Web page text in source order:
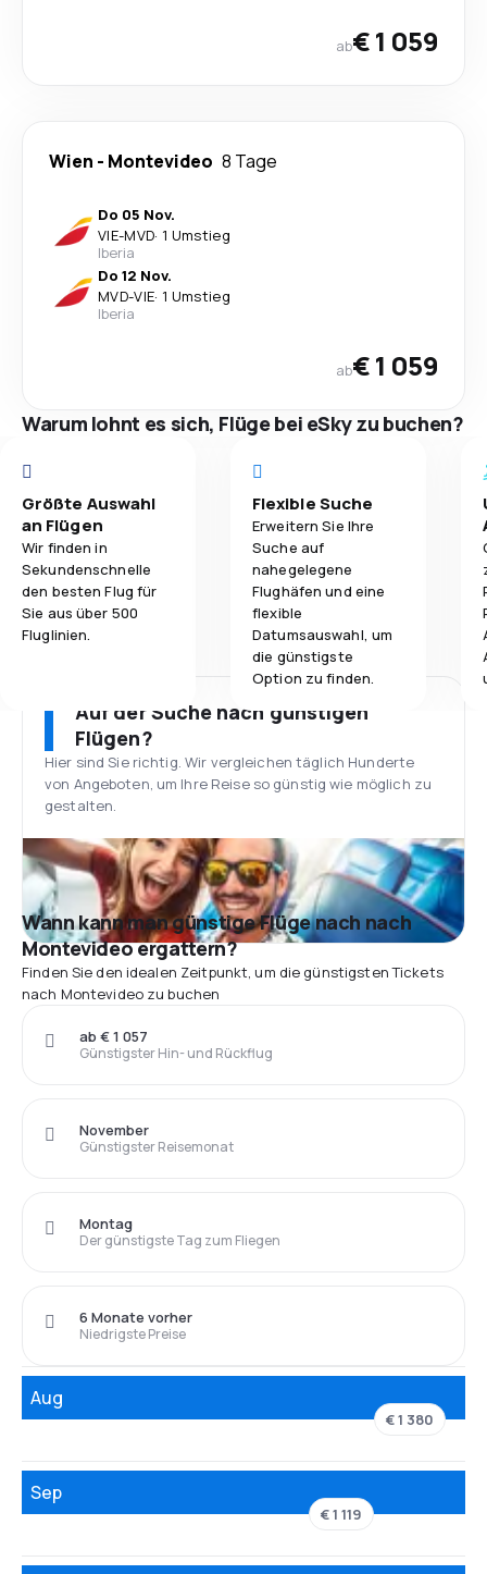
ab€ 1 059
Wien - Montevideo 8 Tage
Do 05 Nov.
VIE-MVD· 1 Umstieg
Iberia
Do 12 Nov.
MVD-VIE· 1 Umstieg
Iberia
ab€ 1 059
Warum lohnt es sich, Flüge bei eSky zu buchen?
Größte Auswahl
an Flügen
Wir finden in
Sekundenschnelle
den besten Flug für
Sie aus über 500
Fluglinien.
Flexible Suche
Erweitern Sie Ihre
Suche auf
nahegelegene
Flughäfen und eine
flexible
Datumsauswahl, um
die günstigste
Option zu finden.
Auf der Suche nach günstigen
Flügen?
Hier sind Sie richtig. Wir vergleichen täglich Hunderte
von Angeboten, um Ihre Reise so günstig wie möglich zu
gestalten.
Wann kann man günstige Flüge nach nach
Montevideo ergattern?
Finden Sie den idealen Zeitpunkt, um die günstigsten Tickets
nach Montevideo zu buchen
Günstigster Hin- und Rückflug
ab € 1 057
Günstigster Reisemonat
November
Der günstigste Tag zum Fliegen
Montag
Niedrigste Preise
6 Monate vorher
Aug
€ 1 380
Sep
€ 1 119